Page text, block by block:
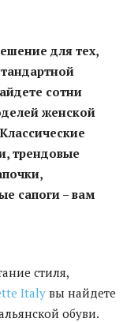
для тех,
сотни
женской
трендовые
сапоги – вам
стиля,
Italyвы найдете
обуви.